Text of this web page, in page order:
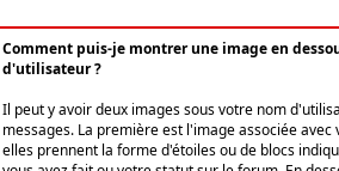
Comment puis-je montrer une image en
d'utilisateur ?
Il peut y avoir deux images sous votre nom
messages. La première est l'image associée
elles prennent la forme d'étoiles ou de blocs